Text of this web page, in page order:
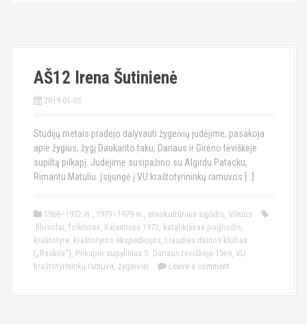
AŠ12 Irena Šutinienė
2019-01-05
Studijų metais pradėjo dalyvauti žygeivių judėjime, pasakoja
apie žygius, žygį Daukanto taku, Dariaus ir Girėno tėviškėje
supiltą pilkapį. Judėjime susipažino su Algirdu Patacku,
Rimantu Matuliu. Įsijungė į VU kraštotyrininkų ramuvos […]
1966–1972 m., 1973–1979 m., etnokultūrinis sąjūdis, Vilnius
filosofai, folkloras, Kalantinės 1972, katalikiškas pogrindis,
kraštotyra, kraštotyros ekspedicijos, Liaudies dainos klubas
(„Raskila“), Pilkapio supylimas S. Dariaus tėviškėje 1969, VU
kraštotyrininkų ramuva, žygeiviai Leave a comment